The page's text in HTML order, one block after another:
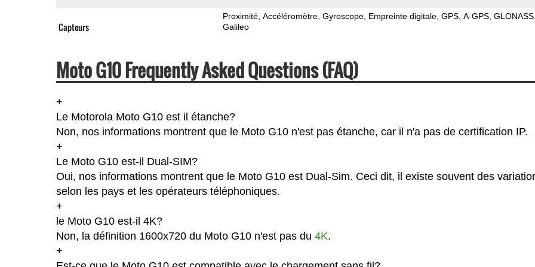
Capteurs
Proximité Accéléromètre Gyroscope Empreinte digitale GPS A-GPS GLONASS
Galileo
Moto G10 Frequently Asked Questions (FAQ)
+
Le Motorola Moto G10 est il étanche?
Non, nos informations montrent que le Moto G10 n'est pas étanche, car il n'a pas de certification IP.
+
Le Moto G10 est-il Dual-SIM?
Oui, nos informations montrent que le Moto G10 est Dual-Sim. Ceci dit, il existe souvent des
selon les pays et les opérateurs téléphoniques.
+
le Moto G10 est-il 4K?
Non, la définition 1600x720 du Moto G10 n'est pas du 4K.
+